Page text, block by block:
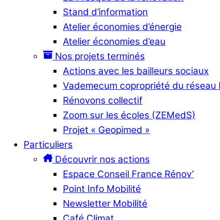
Stand d’information
Atelier économies d’énergie
Atelier économies d’eau
Nos projets terminés
Actions avec les bailleurs sociaux
Vademecum copropriété du réseau
Rénovons collectif
Zoom sur les écoles (ZEMedS)
Projet « Geopimed »
Particuliers
Découvrir nos actions
Espace Conseil France Rénov’
Point Info Mobilité
Newsletter Mobilité